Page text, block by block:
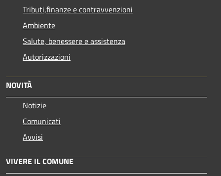
Tributi,finanze e contravvenzioni
Ambiente
Salute, benessere e assistenza
Autorizzazioni
NOVITÀ
Notizie
Comunicati
Avvisi
VIVERE IL COMUNE